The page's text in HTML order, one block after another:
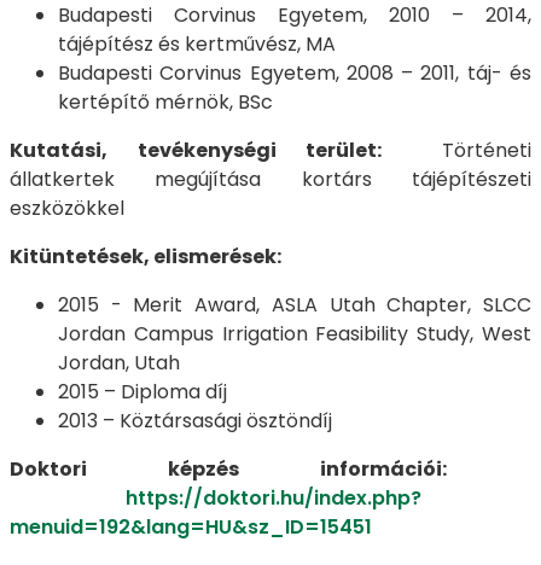
Budapesti Corvinus Egyetem, 2010 – 2014,
tájépítész és kertművész, MA
Budapesti Corvinus Egyetem, 2008 – 2011, táj- és
kertépítő mérnök, BSc
Kutatási, tevékenységi terület:
Történeti
állatkertek megújítása kortárs tájépítészeti
eszközökkel
Kitüntetések, elismerések:
2015 - Merit Award, ASLA Utah Chapter, SLCC
Jordan Campus Irrigation Feasibility Study, West
Jordan, Utah
2015 – Diploma díj
2013 – Köztársasági ösztöndíj
Doktori képzés információi:
https://doktori.hu/index.php?
menuid=192&lang=HU&sz_ID=15451